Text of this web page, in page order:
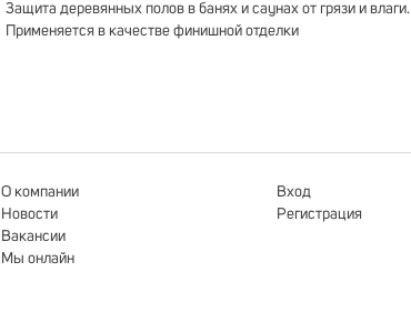
Защита деревянных полов в банях и саунах от грязи и влаги.
Применяется в качестве финишной отделки
О компании
Новости
Вакансии
Мы онлайн
Вход
Регистрация